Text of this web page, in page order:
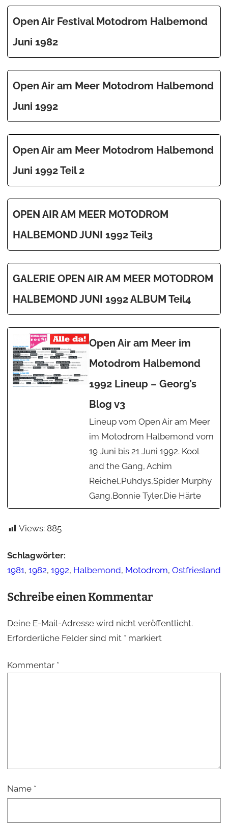
Open Air Festival Motodrom Halbemond
Juni 1982
Open Air am Meer Motodrom Halbemond
Juni 1992
Open Air am Meer Motodrom Halbemond
Juni 1992 Teil 2
OPEN AIR AM MEER MOTODROM
HALBEMOND JUNI 1992 Teil3
GALERIE OPEN AIR AM MEER MOTODROM
HALBEMOND JUNI 1992 ALBUM Teil4
Open Air am Meer im
Motodrom Halbemond
1992 Lineup – Georg’s
Blog v3
Lineup vom Open Air am Meer
im Motodrom Halbemond vom
19 Juni bis 21 Juni 1992. Kool
and the Gang, Achim
Reichel,Puhdys,Spider Murphy
Gang,Bonnie Tyler,Die Härte
Views: 885
Schlagwörter:
1981, 1982, 1992, Halbemond, Motodrom, Ostfriesland
Schreibe einen Kommentar
Deine E-Mail-Adresse wird nicht veröffentlicht.
Erforderliche Felder sind mit *markiert
Kommentar *
Name *